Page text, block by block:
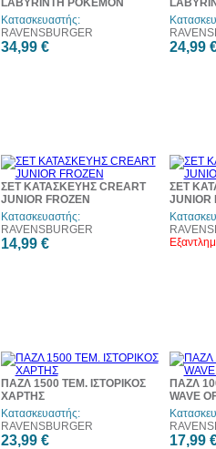
LABYRINTH POKEMON
Κατασκευαστής:
RAVENSBURGER
34,99 € 24,99
ΣΕΤ ΚΑΤΑΣΚΕΥΗΣ CREART
JUNIOR FROZEN
Κατασκευαστής:
RAVENSBURGER
14,99 €
ΣΕΤ
ΠΑΖΛ 1500 ΤΕΜ. ΙΣΤΟΡΙΚΟΣ
ΧΑΡΤΗΣ
Κατασκευαστής:
RAVENSBURGER
23,99 €
ΠΑΖΛ
WAVE
17,99